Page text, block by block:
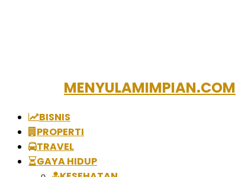
MENYULAMIMPIAN.COM
BISNIS
PROPERTI
TRAVEL
GAYA HIDUP